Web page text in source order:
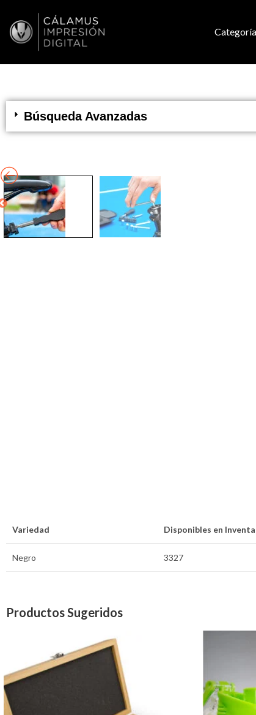
Búsqueda Avanzadas
Variedad Disponibles en
Negro 3327
Productos Sugeridos